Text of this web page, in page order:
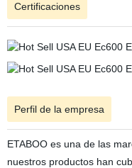
Certificaciones
Perfil de la empresa
ETABOO es una de las
nuestros productos han